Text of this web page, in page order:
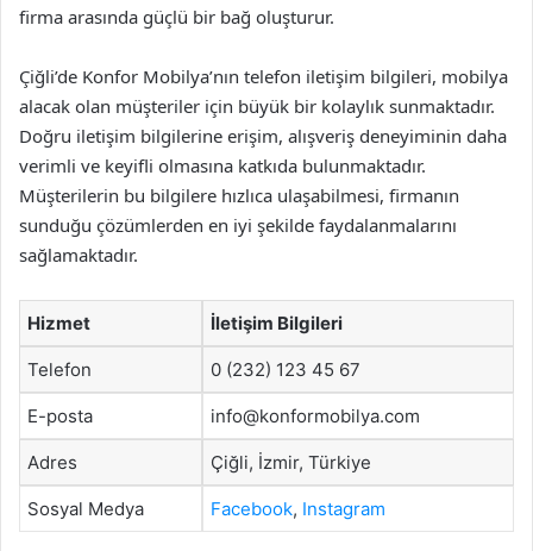
firma arasında güçlü bir bağ oluşturur.
Çiğli’de Konfor Mobilya’nın telefon iletişim bilgileri, mobilya
alacak olan müşteriler için büyük bir kolaylık sunmaktadır.
Doğru iletişim bilgilerine erişim, alışveriş deneyiminin daha
verimli ve keyifli olmasına katkıda bulunmaktadır.
Müşterilerin bu bilgilere hızlıca ulaşabilmesi, firmanın
sunduğu çözümlerden en iyi şekilde faydalanmalarını
sağlamaktadır.
Hizmet İletişim Bilgileri
Telefon 0 (232) 123 45 67
E-posta info@konformobilya.com
Adres Çiğli, İzmir, Türkiye
Sosyal Medya Facebook, Instagram